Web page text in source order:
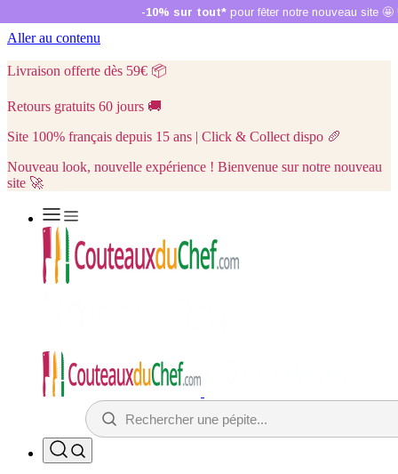
Aller au contenu
Livraison offerte dès 59€ 📦
Retours gratuits 60 jours 🚚
Site 100% français depuis 15 ans | Click & Collect dispo 🥖
Nouveau look, nouvelle expérience ! Bienvenue sur notre nouveau
site 🚀